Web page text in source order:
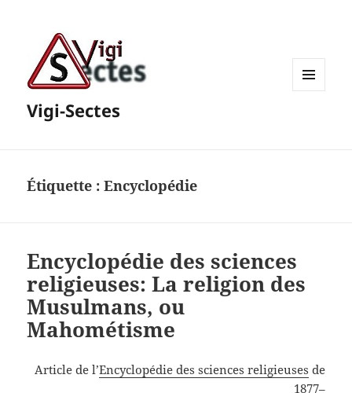
Vigi-Sectes
Étiquette :Encyclopédie
Encyclopédie des sciences
religieuses: La religion des
Musulmans, ou
Mahométisme
Article de l’Encyclopédie des sciences religieuses de
1877–